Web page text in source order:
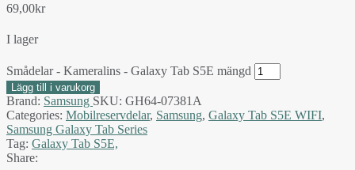
69,00kr
I lager
Smådelar - Kameralins - Galaxy Tab S5E mängd
Lägg till i varukorg
Brand: Samsung SKU: GH64-07381A
Categories: Mobilreservdelar, Samsung, Galaxy Tab S5E WIFI,
Samsung Galaxy Tab Series
Tag: Galaxy Tab S5E,
Share: